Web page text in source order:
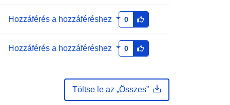
Hozzáférés a hozzáféréshez 0
Hozzáférés a hozzáféréshez 0
Töltse le az „Összes”